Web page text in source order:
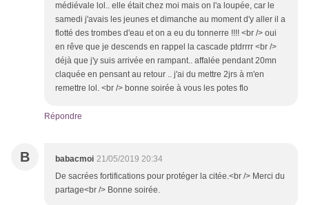
médiévale lol.. elle était chez moi mais on l'a loupée, car le
samedi j'avais les jeunes et dimanche au moment d'y aller il a
flotté des trombes d'eau et on a eu du tonnerre !!!! <br /> oui
en rêve que je descends en rappel la cascade ptdrrrr <br />
déjà que j'y suis arrivée en rampant.. affalée pendant 20mn
claquée en pensant au retour .. j'ai du mettre 2jrs à m'en
remettre lol. <br /> bonne soirée à vous les potes flo
Répondre
B babacmoi 21/05/2019 20:34
De sacrées fortifications pour protéger la citée.<br /> Merci du
partage<br /> Bonne soirée.